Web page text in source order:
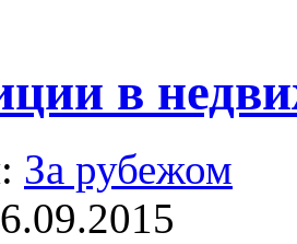
в
За рубежом